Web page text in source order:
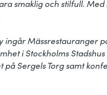
smaklig och stilfull.
ingår Mässrestauranger
i Stockholms
Sergels Torg samt